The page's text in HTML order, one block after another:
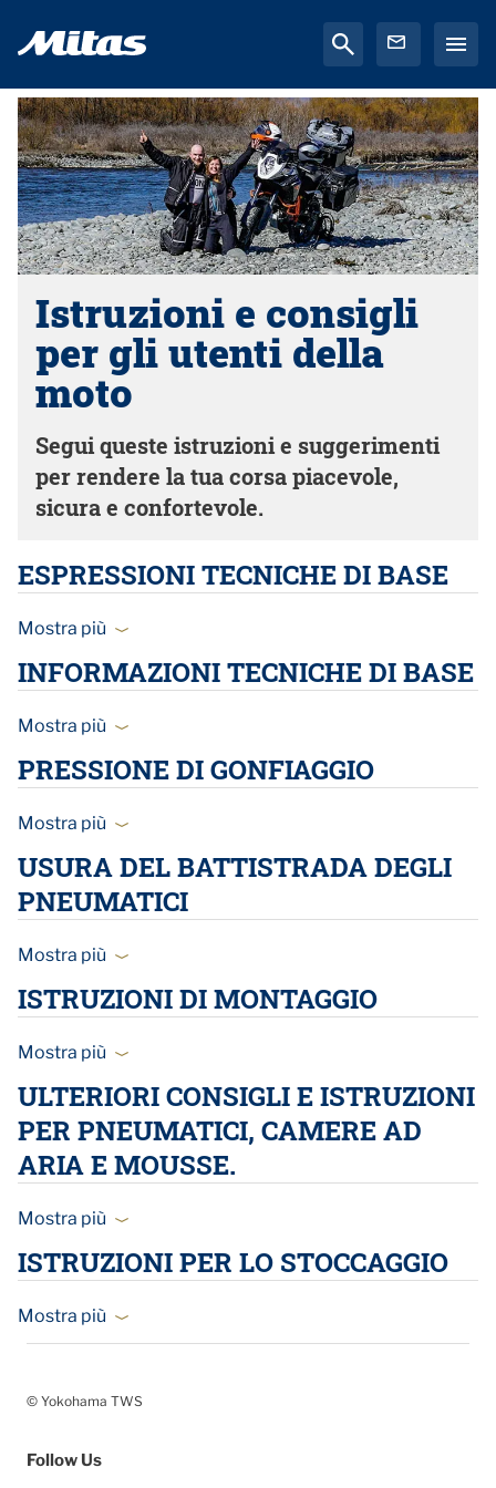
Istruzioni e consigli
per gli utenti della
moto
Segui queste istruzioni e suggerimenti
per rendere la tua corsa piacevole,
sicura e confortevole.
ESPRESSIONI TECNICHE DI BASE
Mostra più
INFORMAZIONI TECNICHE DI BASE
Mostra più
PRESSIONE DI GONFIAGGIO
Mostra più
USURA DEL BATTISTRADA DEGLI
PNEUMATICI
Mostra più
ISTRUZIONI DI MONTAGGIO
Mostra più
ULTERIORI CONSIGLI E ISTRUZIONI
PER PNEUMATICI, CAMERE AD
ARIA E MOUSSE.
Mostra più
ISTRUZIONI PER LO STOCCAGGIO
Mostra più
© Yokohama TWS
Follow Us